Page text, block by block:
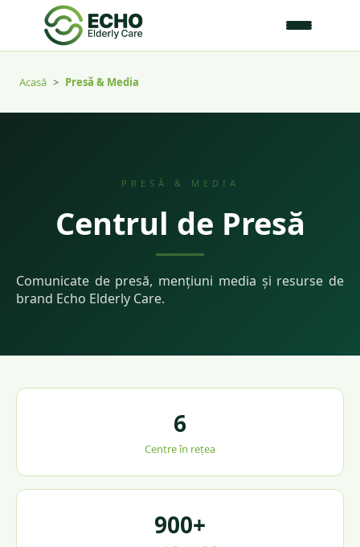
Acasă > Presă & Media
PRESĂ & MEDIA
Centrul de Presă
Comunicate de presă, mențiuni media și resurse de
brand Echo Elderly Care.
6
Centre în rețea
900+